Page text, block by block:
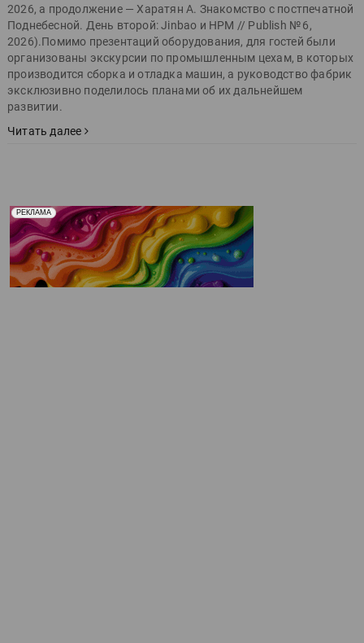
2026, а продолжение — Харатян А. Знакомство с постпечатной
Поднебесной. День второй: Jinbao и HPM // Publish № 6,
2026).Помимо презентаций оборудования, для гостей были
организованы экскурсии по промышленным цехам, в которых
производится сборка и отладка машин, а руководство фабрик
эксклюзивно поделилось планами об их дальнейшем
развитии.
Читать далее
РЕКЛАМА
Реклама. Рекламодатель ООО "Передовые Системы
Печати" erid: 2SDnjd2d4Qz